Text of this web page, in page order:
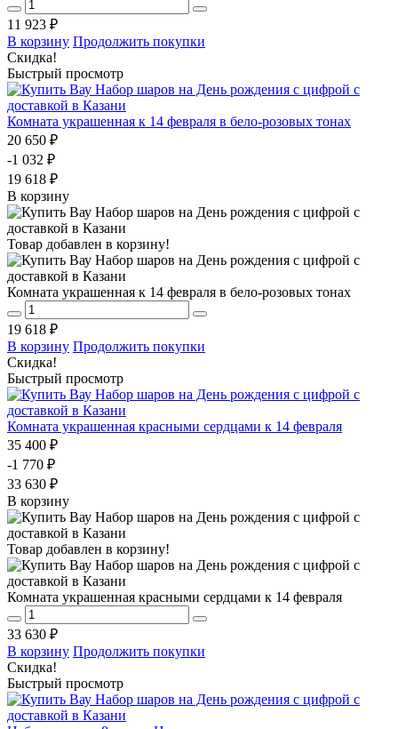
11 923 ₽
В корзину Продолжить покупки
Скидка!
Быстрый просмотр
Комната украшенная к 14 февраля в бело-розовых тонах
20 650 ₽
-1 032 ₽
19 618 ₽
В корзину
Товар добавлен в корзину!
Комната украшенная к 14 февраля в бело-розовых тонах
19 618 ₽
В корзину Продолжить покупки
Скидка!
Быстрый просмотр
Комната украшенная красными сердцами к 14 февраля
35 400 ₽
-1 770 ₽
33 630 ₽
В корзину
Товар добавлен в корзину!
Комната украшенная красными сердцами к 14 февраля
33 630 ₽
В корзину Продолжить покупки
Скидка!
Быстрый просмотр